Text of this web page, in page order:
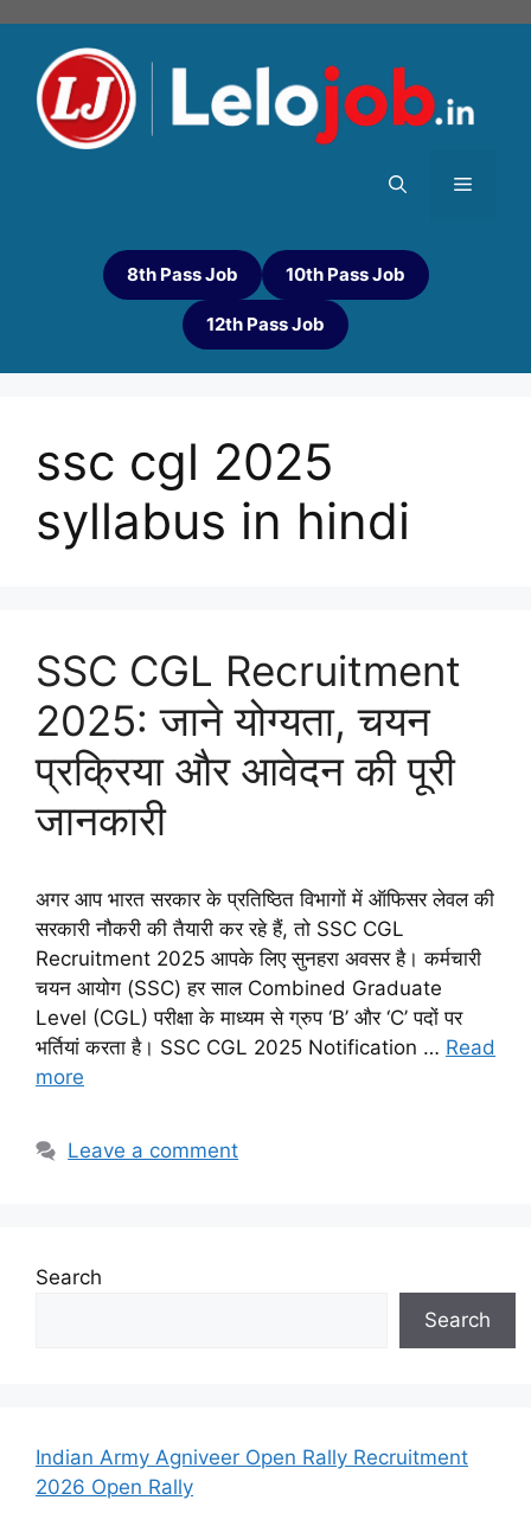
8th Pass Job 10th Pass Job
12th Pass Job
ssc cgl 2025
syllabus in hindi
SSC CGL Recruitment
2025: जाने योग्यता, चयन
प्रक्रिया और आवेदन की पूरी
जानकारी
अगर आप भारत सरकार के प्रतिष्ठित विभागों में ऑफिसर लेवल की
सरकारी नौकरी की तैयारी कर रहे हैं, तो SSC CGL
Recruitment 2025 आपके लिए सुनहरा अवसर है। कर्मचारी
चयन आयोग (SSC) हर साल Combined Graduate
Level (CGL) परीक्षा के माध्यम से ग्रुप ‘B’ और ‘C’ पदों पर
भर्तियां करता है। SSC CGL 2025 Notification … Read
more
Leave a comment
Search
Search
Indian Army Agniveer Open Rally Recruitment
2026 Open Rally